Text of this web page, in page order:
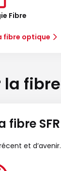
Fibre
fibre optique
la fibre
fibre SFR
et